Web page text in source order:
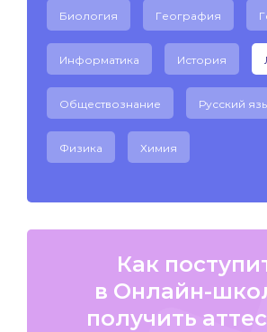
Биология География
Информатика История
Обществознание Русский
Физика Химия
Как
в Онлайн-
получить